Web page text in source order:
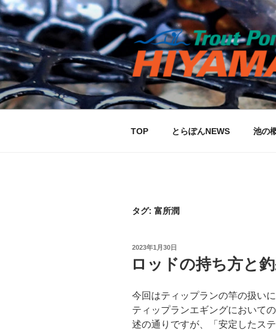
コ
ン
テ
ン
ツ
へ
ス
キ
TOP とらぽんNEWS 池の
タグ: 富所潤
投
日:
2023年1月30日
ロッドの持ち方と
今回はティップランの竿の扱いに
ティップランエギングにおいて
述の通りですが、「安定したス